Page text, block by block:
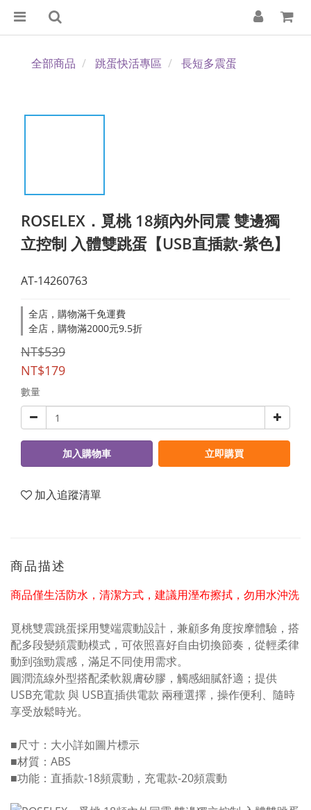
全部商品 跳蛋快活專區 長短多震蛋
ROSELEX．覓桃 18頻內外同震 雙邊獨
立控制 入體雙跳蛋【USB直插款-紫色】
AT-14260763
全店，購物滿千免運費
全店，購物滿2000元9.5折
NT$539
NT$179
數量
加入購物車 立即購買
加入追蹤清單
商品描述
商品僅生活防水，清潔方式，建議用溼布擦拭，勿用水沖洗
覓桃雙震跳蛋採用雙端震動設計，兼顧多角度按摩體驗，搭
配多段變頻震動模式，可依照喜好自由切換節奏，從輕柔律
動到強勁震感，滿足不同使用需求。
圓潤流線外型搭配柔軟親膚矽膠，觸感細膩舒適；提供
USB充電款 與 USB直插供電款 兩種選擇，操作便利、隨時
享受放鬆時光。
■尺寸：大小詳如圖片標示
■材質：ABS
■功能：直插款-18頻震動，充電款-20頻震動